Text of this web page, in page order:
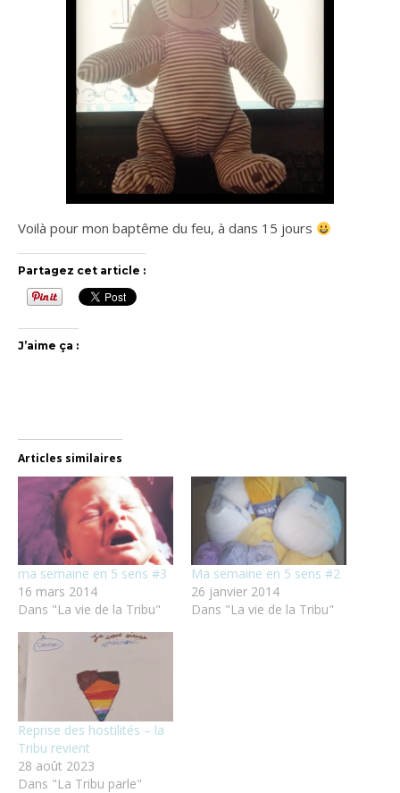
Voilà pour mon baptême du feu, à dans 15 jours
Partagez cet article :
J’aime ça :
Articles similaires
ma semaine en 5 sens #3
16 mars 2014
Dans "La vie de la Tribu"
Ma semaine en 5 sens #2
26 janvier 2014
Dans "La vie de la Tribu"
Reprise des hostilités – la
Tribu revient
28 août 2023
Dans "La Tribu parle"